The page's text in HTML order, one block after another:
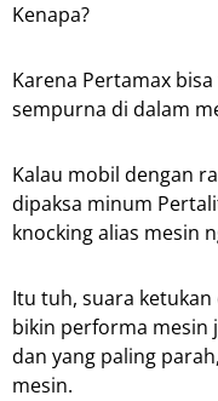
Kenapa?
Karena Pertamax
sempurna di dalam
Kalau mobil dengan
dipaksa minum
knocking alias mesin
Itu tuh, suara ketukan
bikin performa mesin
dan yang paling
mesin.